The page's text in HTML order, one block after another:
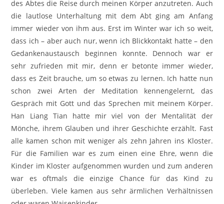
des Abtes die Reise durch meinen Körper anzutreten. Auch
die lautlose Unterhaltung mit dem Abt ging am Anfang
immer wieder von ihm aus. Erst im Winter war ich so weit,
dass ich – aber auch nur, wenn ich Blickkontakt hatte – den
Gedankenaustausch beginnen konnte. Dennoch war er
sehr zufrieden mit mir, denn er betonte immer wieder,
dass es Zeit brauche, um so etwas zu lernen. Ich hatte nun
schon zwei Arten der Meditation kennengelernt, das
Gespräch mit Gott und das Sprechen mit meinem Körper.
Han Liang Tian hatte mir viel von der Mentalität der
Mönche, ihrem Glauben und ihrer Geschichte erzählt. Fast
alle kamen schon mit weniger als zehn Jahren ins Kloster.
Für die Familien war es zum einen eine Ehre, wenn die
Kinder im Kloster aufgenommen wurden und zum anderen
war es oftmals die einzige Chance für das Kind zu
überleben. Viele kamen aus sehr ärmlichen Verhältnissen